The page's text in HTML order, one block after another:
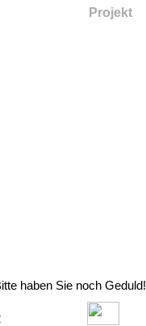
haben Sie noch Geduld!
Projekt